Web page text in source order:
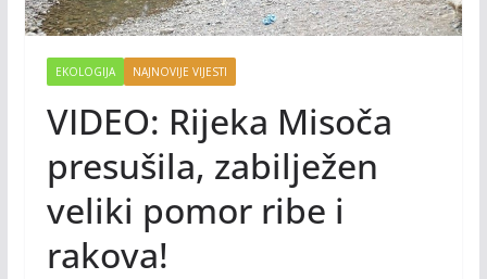
EKOLOGIJA NAJNOVIJE VIJESTI
VIDEO: Rijeka Misoča
presušila, zabilježen
veliki pomor ribe i
rakova!